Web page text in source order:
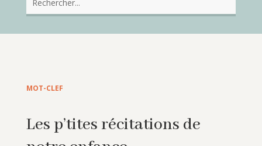
MOT-CLEF
Les p’tites récitations de